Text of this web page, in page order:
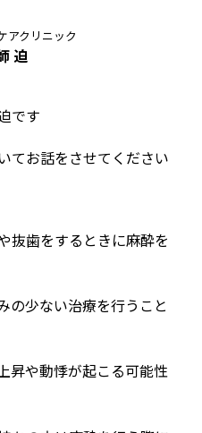
アクリニック
迫
です
てお話をさせてください
抜歯をするときに麻酔を
の少ない治療を行うこと
昇や動悸が起こる可能性